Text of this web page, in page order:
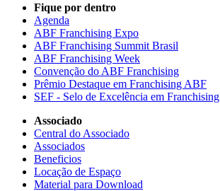
Fique por dentro
Agenda
ABF Franchising Expo
ABF Franchising Summit Brasil
ABF Franchising Week
Convenção do ABF Franchising
Prêmio Destaque em Franchising ABF
SEF - Selo de Excelência em Franchising
Associado
Central do Associado
Associados
Beneficios
Locação de Espaço
Material para Download